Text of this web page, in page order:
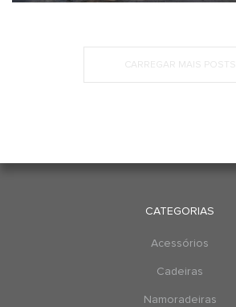
CATEGORIAS
Acessórios
Cadeiras
Namoradeiras